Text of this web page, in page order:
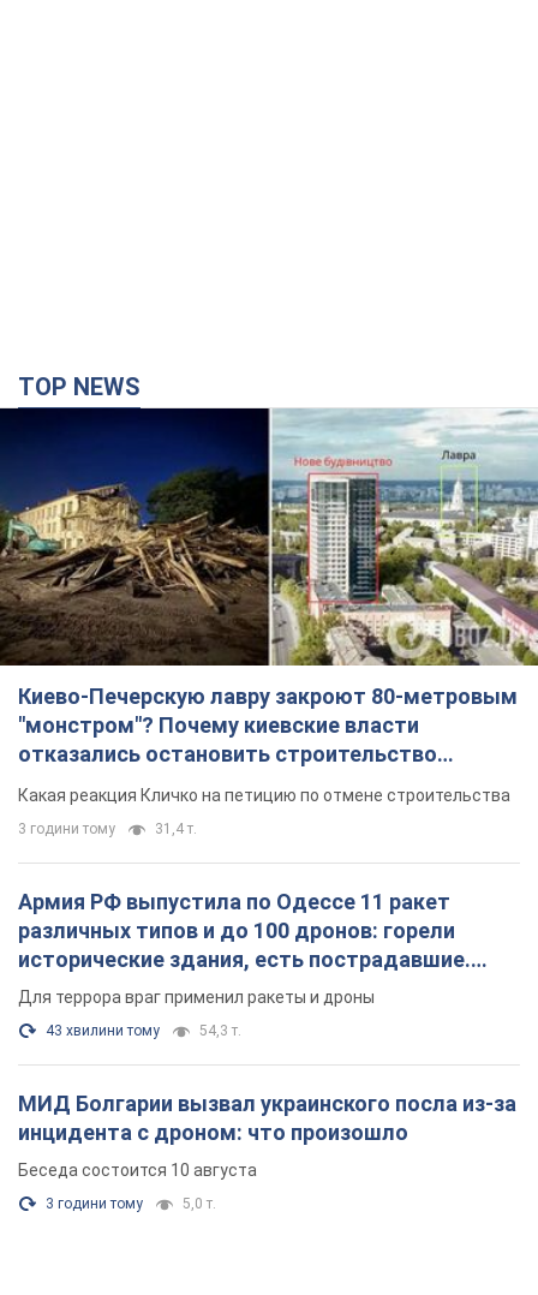
TOP NEWS
Киево-Печерскую лавру закроют 80-метровым
"монстром"? Почему киевские власти
отказались остановить строительство
небоскреба "московского верующего"
Какая реакция Кличко на петицию по отмене строительства
3 години тому 31,4 т.
Армия РФ выпустила по Одессе 11 ракет
различных типов и до 100 дронов: горели
исторические здания, есть пострадавшие.
Фото и видео
Для террора враг применил ракеты и дроны
43 хвилини тому 54,3 т.
МИД Болгарии вызвал украинского посла из-за
инцидента с дроном: что произошло
Беседа состоится 10 августа
3 години тому 5,0 т.